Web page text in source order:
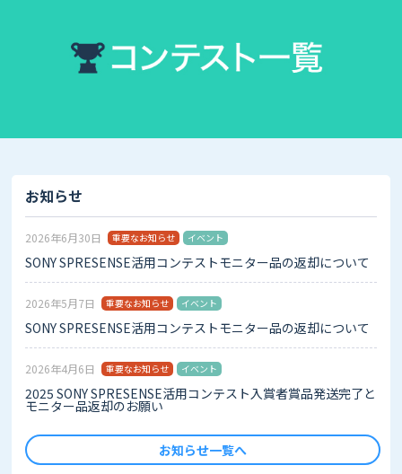
お知らせ
2026年6月30日 重要なお知らせ イベント
SONY SPRESENSE活用コンテストモニター品の返却について
2026年5月7日 重要なお知らせ イベント
SONY SPRESENSE活用コンテストモニター品の返却について
2026年4月6日 重要なお知らせ イベント
2025 SONY SPRESENSE活用コンテスト入賞者賞品発送完了と
モニター品返却のお願い
お知らせ一覧へ